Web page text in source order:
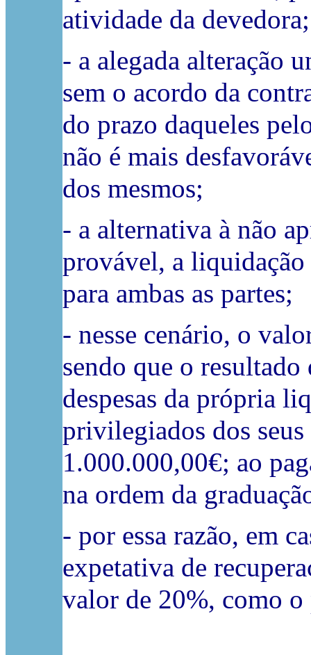
atividade da devedora;
- a alegada alteração
sem o acordo da
do prazo daqueles
não é mais
dos mesmos;
- a alternativa à não
provável, a
para ambas as partes;
- nesse cenário, o
sendo que o resultado
despesas da própria
privilegiados dos seus
1.000.000,00€; ao
na ordem da
- por essa razão, em
expetativa de
valor de 20%, como